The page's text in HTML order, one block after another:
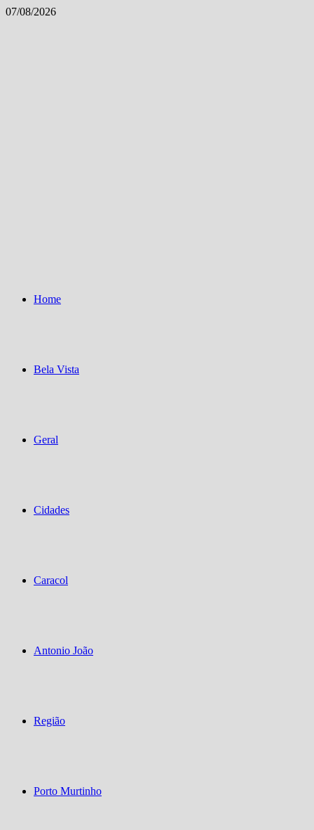
Skip
07/08/2026
Home
Bela Vista
Geral
Cidades
Caracol
Antonio João
Região
Porto Murtinho